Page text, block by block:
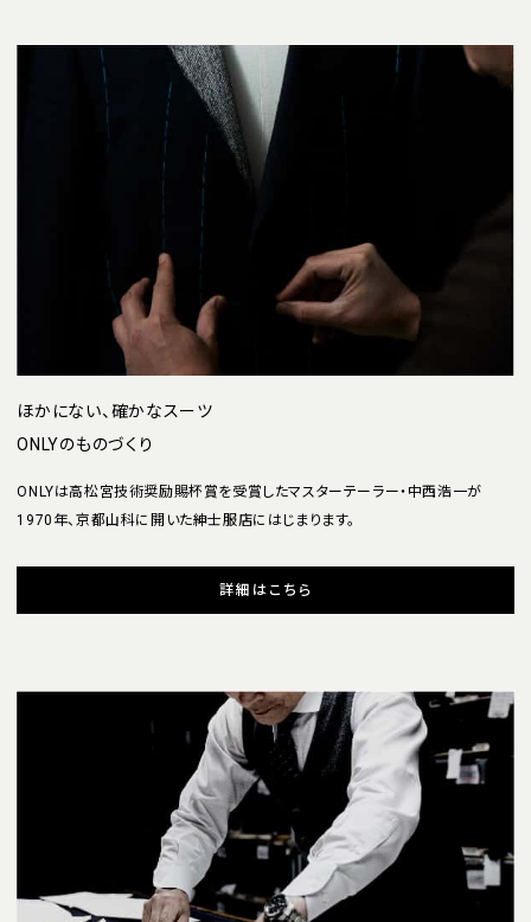
ほかにない、確かなスーツ
ONLYのものづくり
ONLYは高松宮技術奨励賜杯賞を受賞したマスターテーラー・中西浩一が
1970年、京都山科に開いた紳士服店にはじまります。
詳細はこちら